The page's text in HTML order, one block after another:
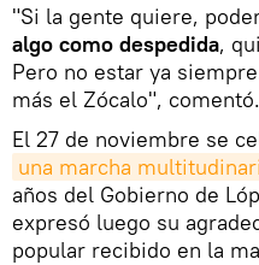
"Si la gente quiere,
algo como despedida,
Pero no estar ya
más el Zócalo", comentó.
El 27 de noviembre se
una marcha
años del Gobierno de
expresó luego su
popular recibido en la